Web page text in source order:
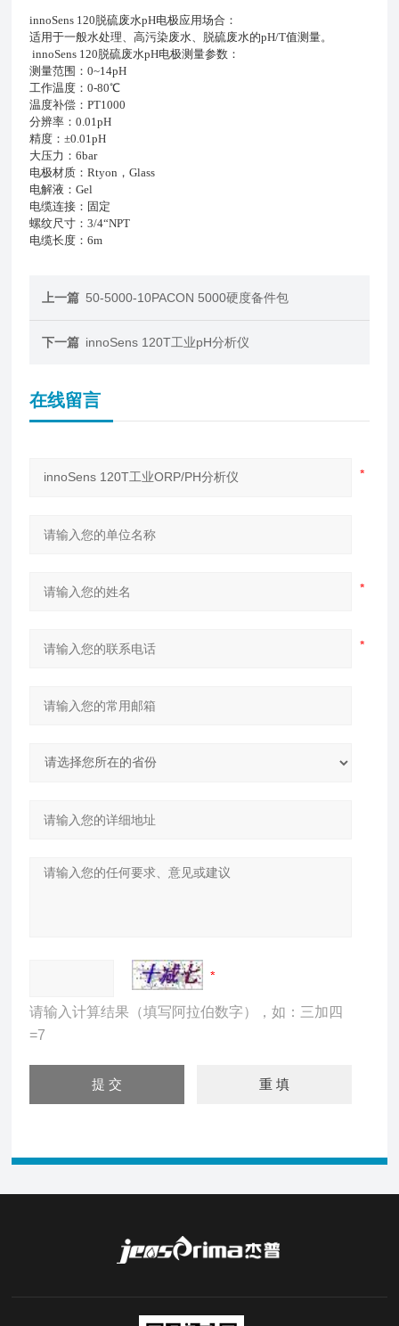
innoSens 120脱硫废水pH电极应用场合 ：
适用于一般水处理、高污染废水、脱硫废水的pH/T值测量。
innoSens 120脱硫废水pH电极测量参数：
测量范围：0~14pH
工作温度：0-80℃
温度补偿：PT1000
分辨率：0.01pH
精度：±0.01pH
大压力：6bar
电极材质：Rtyon，Glass
电解液：Gel
电缆连接：固定
螺纹尺寸：3/4“NPT
电缆长度：6m
上一篇 50-5000-10PACON 5000硬度备件包
下一篇 innoSens 120T工业pH分析仪
在线留言
请输入计算结果（填写阿拉伯数字），如：三加四
=7